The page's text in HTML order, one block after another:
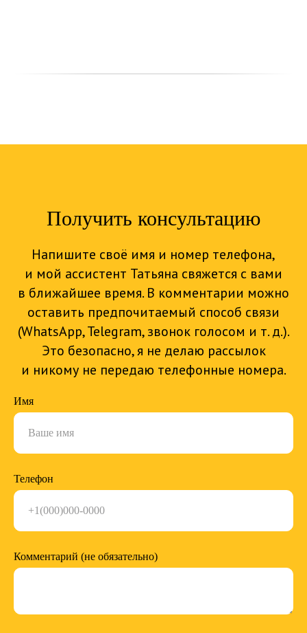
Получить консультацию
Напишите своё имя и номер телефона,
и мой ассистент Татьяна свяжется с вами
в ближайшее время. В комментарии можно
оставить предпочитаемый способ связи
(WhatsApp, Telegram, звонок голосом и т. д.).
Это безопасно, я не делаю рассылок
и никому не передаю телефонные номера.
Имя
Телефон
Комментарий (не обязательно)